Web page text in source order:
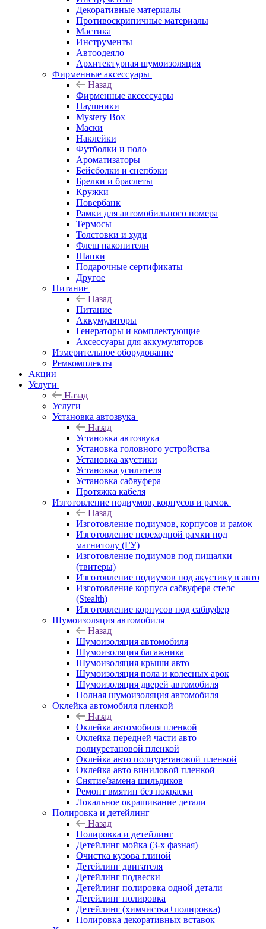
Декоративные материалы
Противоскрипичные материалы
Мастика
Инструменты
Автоодеяло
Архитектурная шумоизоляция
Фирменные аксессуары
Назад
Фирменные аксессуары
Наушники
Mystery Box
Маски
Наклейки
Футболки и поло
Ароматизаторы
Бейсболки и снепбэки
Брелки и браслеты
Кружки
Повербанк
Рамки для автомобильного номера
Термосы
Толстовки и худи
Флеш накопители
Шапки
Подарочные сертификаты
Другое
Питание
Назад
Питание
Аккумуляторы
Генераторы и комплектующие
Аксессуары для аккумуляторов
Измерительное оборудование
Ремкомплекты
Акции
Услуги
Назад
Услуги
Установка автозвука
Назад
Установка автозвука
Установка головного устройства
Установка акустики
Установка усилителя
Установка сабвуфера
Протяжка кабеля
Изготовление подиумов, корпусов и рамок
Назад
Изготовление подиумов, корпусов и рамок
Изготовление переходной рамки под
магнитолу (ГУ)
Изготовление подиумов под пищалки
(твитеры)
Изготовление подиумов под акустику в авто
Изготовление корпуса сабвуфера стелс
(Stealth)
Изготовление корпусов под сабвуфер
Шумоизоляция автомобиля
Назад
Шумоизоляция автомобиля
Шумоизоляция багажника
Шумоизоляция крыши авто
Шумоизоляция пола и колесных арок
Шумоизоляция дверей автомобиля
Полная шумоизоляция автомобиля
Оклейка автомобиля пленкой
Назад
Оклейка автомобиля пленкой
Оклейка передней части авто
полиуретановой пленкой
Оклейка авто полиуретановой пленкой
Оклейка авто виниловой пленкой
Снятие/замена шильдиков
Ремонт вмятин без покраски
Локальное окрашивание детали
Полировка и детейлинг
Назад
Полировка и детейлинг
Детейлинг мойка (3-х фазная)
Очистка кузова глиной
Детейлинг двигателя
Детейлинг подвески
Детейлинг полировка одной детали
Детейлинг полировка
Детейлинг (химчистка+полировка)
Полировка декоративных вставок